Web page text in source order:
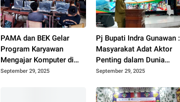
PAMA dan BEK Gelar
Program Karyawan
Mengajar Komputer di
SMAN 1 Teweh Timur
September 29, 2025
Pj Bupati Indra Gunawan :
Masyarakat Adat Aktor
Penting dalam Dunia
Investasi
September 29, 2025